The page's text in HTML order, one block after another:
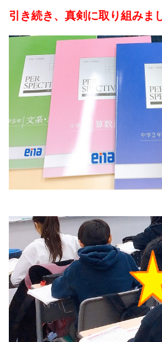
引き続き、真剣に取り組みま